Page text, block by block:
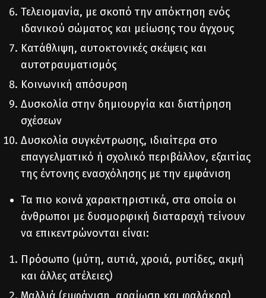
Τελειομανία, με σκοπό την απόκτηση ενός
ιδανικού σώματος και μείωσης του άγχους
Κατάθλιψη, αυτοκτονικές σκέψεις και
αυτοτραυματισμός
Κοινωνική απόσυρση
Δυσκολία στην δημιουργία και διατήρηση
σχέσεων
Δυσκολία συγκέντρωσης, ιδιαίτερα στο
επαγγελματικό ή σχολικό περιβάλλον, εξαιτίας
της έντονης ενασχόλησης με την εμφάνιση
Τα πιο κοινά χαρακτηριστικά, στα οποία οι
άνθρωποι με δυσμορφική διαταραχή τείνουν
να επικεντρώνονται είναι:
Πρόσωπο (μύτη, αυτιά, χροιά, ρυτίδες, ακμή
και άλλες ατέλειες)